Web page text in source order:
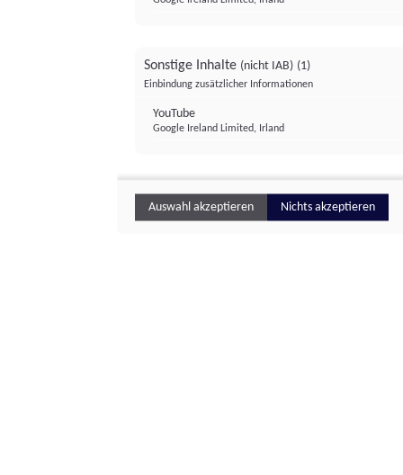
Sonstige Inhalte (nicht IAB) (1)
Einbindung zusätzlicher Informationen
YouTube
Google Ireland Limited, Irland
Auswahl akzeptieren Nichts akzeptieren